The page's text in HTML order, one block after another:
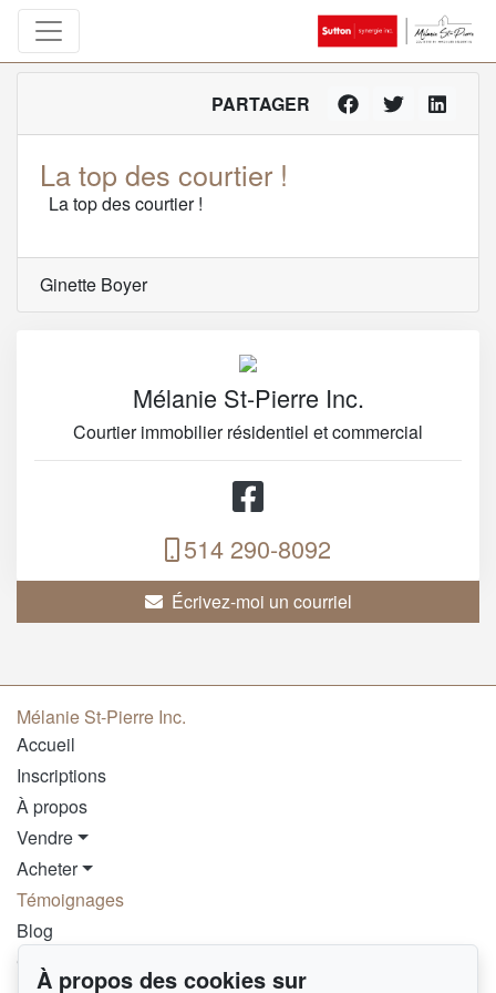
PARTAGER
La top des courtier !
La top des courtier !
Ginette Boyer
Mélanie St-Pierre Inc.
Courtier immobilier résidentiel et commercial
514 290-8092
Écrivez-moi un courriel
Mélanie St-Pierre Inc.
Accueil
Inscriptions
À propos
Vendre
Acheter
Témoignages
Blog
Contact
À propos des cookies sur